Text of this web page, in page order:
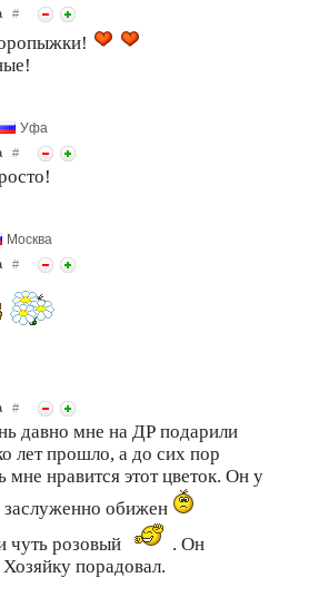
#
Уфа
#
Москва
#
#
давно мне на ДР подарили
лет прошло, а до сих пор
нравится этот цветок. Он у
заслуженно обижен
чуть розовый
. Он
порадовал.